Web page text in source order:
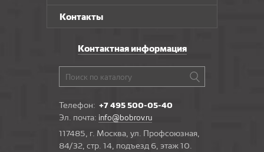
Контакты
Контактная информация
Телефон: +7 495 500-05-40
Эл. почта: info@bobrov.ru
117485, г. Москва, ул. Профсоюзная,
84/32, стр. 14, подъезд 6, этаж 10.